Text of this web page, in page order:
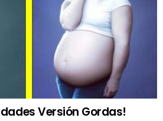
Versión Gordas!